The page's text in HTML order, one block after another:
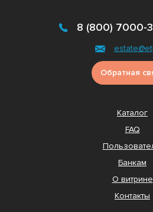
8 (800) 7000-
Обратная
Каталог
FAQ
Банкам
О витрине
Контакты